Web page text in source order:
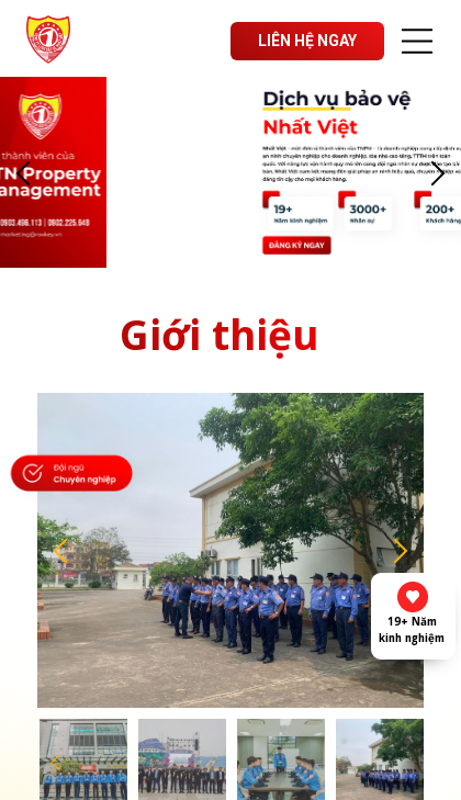
LIÊN HỆ NGAY
Giới thiệu
19+ Năm
kinh nghiệm